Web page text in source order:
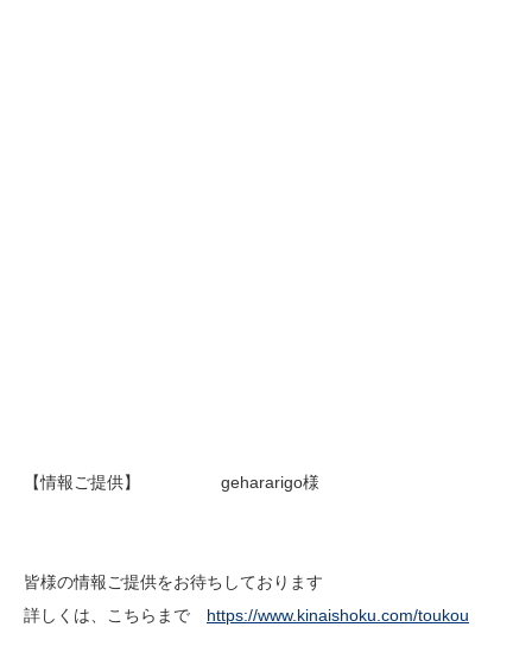
【情報ご提供】 gehararigo様
皆様の情報ご提供をお待ちしております
詳しくは、こちらまで https://www.kinaishoku.com/toukou